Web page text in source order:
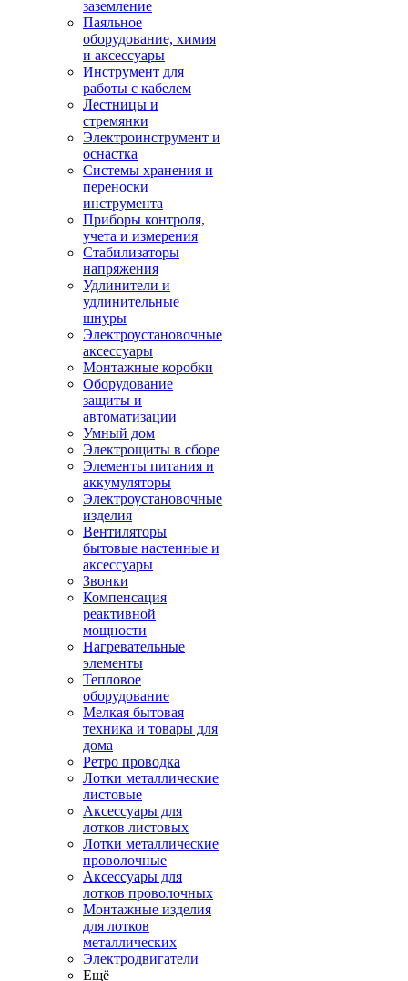
заземление
Паяльное
оборудование, химия
и аксессуары
Инструмент для
работы с кабелем
Лестницы и
стремянки
Электроинструмент и
оснастка
Системы хранения и
переноски
инструмента
Приборы контроля,
учета и измерения
Стабилизаторы
напряжения
Удлинители и
удлинительные
шнуры
Электроустановочные
аксессуары
Монтажные коробки
Оборудование
защиты и
автоматизации
Умный дом
Электрощиты в сборе
Элементы питания и
аккумуляторы
Электроустановочные
изделия
Вентиляторы
бытовые настенные и
аксессуары
Звонки
Компенсация
реактивной
мощности
Нагревательные
элементы
Тепловое
оборудование
Мелкая бытовая
техника и товары для
дома
Ретро проводка
Лотки металлические
листовые
Аксессуары для
лотков листовых
Лотки металлические
проволочные
Аксессуары для
лотков проволочных
Монтажные изделия
для лотков
металлических
Электродвигатели
Ещё